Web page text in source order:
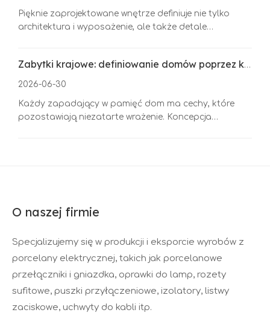
przestrzenne, pogodzić ogólne odcienie domu i
doskonale zintegrować praktyczne funkcje elektryczne
przełamują jednorodność tradycyjnych akcesoriów
elektrycznych. Łącząc praktyczność i artystyczną
minimalizm, włoski luksus i brytyjskie retro. W artykule
wykazano, że niestandardowe przełączniki ceramiczne
unikalne, spersonalizowane cechy i osiągają
optymalną równowagę pomiędzy funkcjonalnością
Pięknie zaprojektowane wnętrze definiuje nie tylko
architektura i wyposażenie, ale także detale
wyrafinowane rzemiosło i przemyślany design. Z
trwałymi przełącznikami dekoracyjnymi, np
Zabytki krajowe: definiowanie domów poprzez kultowe szczegóły projektu
2026-06-30
Każdy zapadający w pamięć dom ma cechy, które
pozostawiają niezatarte wrażenie. Koncepcja
O naszej firmie
Specjalizujemy się w produkcji i eksporcie wyrobów z
porcelany elektrycznej, takich jak porcelanowe
przełączniki i gniazdka, oprawki do lamp, rozety
sufitowe, puszki przyłączeniowe, izolatory, listwy
zaciskowe, uchwyty do kabli itp.